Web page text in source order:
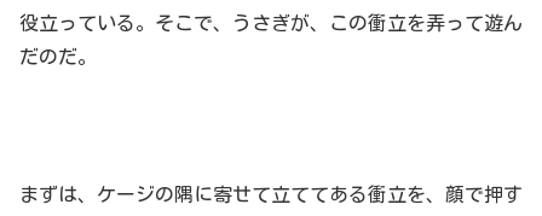
役立っている。そこで、うさぎが、この衝立を弄って遊ん
だのだ。
まずは、ケージの隅に寄せて立ててある衝立を、顔で押す